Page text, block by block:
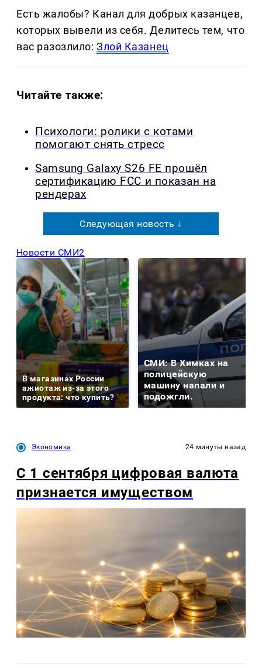
Есть жалобы? Канал для добрых казанцев,
которых вывели из себя. Делитеcь тем, что
вас разозлило:Злой Казанец
Читайте также:
Психологи: ролики с котами
помогают снять стресс
Samsung Galaxy S26 FE прошёл
сертификацию FCC и показан на
рендерах
Следующая новость ↓
Новости СМИ2
В магазинах России
ажиотаж из-за этого
продукта: что купить?
СМИ: В Химках на
полицейскую
машину напали и
подожгли.
Экономика 24 минуты назад
С 1 сентября цифровая валюта
признается имуществом